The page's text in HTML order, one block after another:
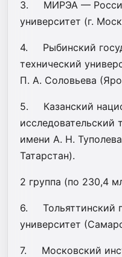
3. МИРЭА —
университет (г.
4. Рыбинский
технический
П. А. Соловьева
5. Казанский
исследовательский
имени А. Н.
Татарстан).
2 группа (по 230,4
6. Тольяттинский
университет
7. Московский